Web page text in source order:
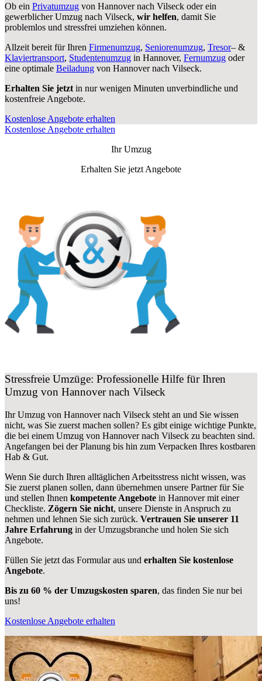
Ob ein Privatumzug von Hannover nach Vilseck oder ein
gewerblicher Umzug nach Vilseck, wir helfen, damit Sie
problemlos und stressfrei umziehen können.
Allzeit bereit für Ihren Firmenumzug, Seniorenumzug, Tresor– &
Klaviertransport, Studentenumzug in Hannover, Fernumzug oder
eine optimale Beiladung von Hannover nach Vilseck.
Erhalten Sie jetzt in nur wenigen Minuten unverbindliche und
kostenfreie Angebote.
Kostenlose Angebote erhalten
Kostenlose Angebote erhalten
Ihr Umzug
Erhalten Sie jetzt Angebote
Stressfreie Umzüge: Professionelle Hilfe für Ihren
Umzug von Hannover nach Vilseck
Ihr Umzug von Hannover nach Vilseck steht an und Sie wissen
nicht, was Sie zuerst machen sollen? Es gibt einige wichtige Punkte,
die bei einem Umzug von Hannover nach Vilseck zu beachten sind.
Angefangen bei der Planung bis hin zum Verpacken Ihres kostbaren
Hab & Gut.
Wenn Sie durch Ihren alltäglichen Arbeitsstress nicht wissen, was
Sie zuerst planen sollen, dann übernehmen unsere Partner für Sie
und stellen Ihnen kompetente Angebote in Hannover mit einer
Checkliste. Zögern Sie nicht, unsere Dienste in Anspruch zu
nehmen und lehnen Sie sich zurück. Vertrauen Sie unserer 11
Jahre Erfahrung in der Umzugsbranche und holen Sie sich
Angebote.
Füllen Sie jetzt das Formular aus und erhalten Sie kostenlose
Angebote.
Bis zu 60 % der Umzugskosten sparen, das finden Sie nur bei
uns!
Kostenlose Angebote erhalten